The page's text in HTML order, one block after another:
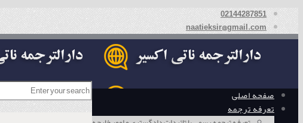
02144287851
naatieksir@gmail.com
صفحه اصلی
تعرفه ترجمه